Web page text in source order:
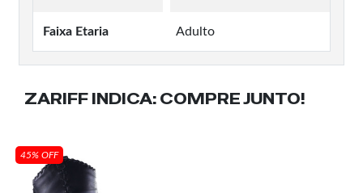
Faixa Etaria Adulto
ZARIFF INDICA: COMPRE JUNTO!
45% OFF